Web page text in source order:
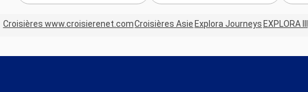
Croisières www.croisierenet.comCroisières Asie Explora Journeys EXPLORA III